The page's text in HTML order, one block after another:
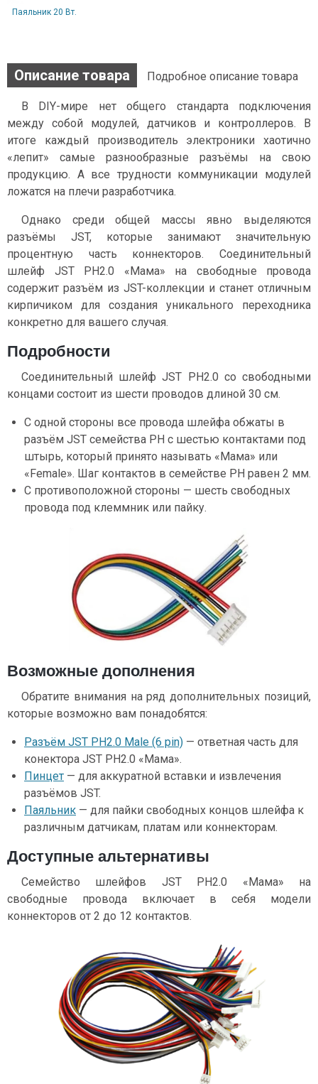
Паяльник 20 Вт.
Описание товара Подробное описание товара
В DIY-мире нет общего стандарта подключения
между собой модулей, датчиков и контроллеров. В
итоге каждый производитель электроники хаотично
«лепит» самые разнообразные разъёмы на свою
продукцию. А все трудности коммуникации модулей
ложатся на плечи разработчика.
Однако среди общей массы явно выделяются
разъёмы JST, которые занимают значительную
процентную часть коннекторов. Соединительный
шлейф JST PH2.0 «Мама» на свободные провода
содержит разъём из JST-коллекции и станет отличным
кирпичиком для создания уникального переходника
конкретно для вашего случая.
Подробности
Соединительный шлейф JST PH2.0 со свободными
концами состоит из шести проводов длиной 30 см.
С одной стороны все провода шлейфа обжаты в
разъём JST семейства PH c шестью контактами под
штырь, который принято называть «Мама» или
«Female». Шаг контактов в семействе PH равен 2 мм.
С противоположной стороны — шесть свободных
провода под клеммник или пайку.
Возможные дополнения
Обратите внимания на ряд дополнительных позиций,
которые возможно вам понадобятся:
Разъём JST PH2.0 Male (6 pin) — ответная часть для
конектора JST PH2.0 «Мама».
Пинцет — для аккуратной вставки и извлечения
разъёмов JST.
Паяльник — для пайки свободных концов шлейфа к
различным датчикам, платам или коннекторам.
Доступные альтернативы
Семейство шлейфов JST PH2.0 «Мама» на
свободные провода включает в себя модели
коннекторов от 2 до 12 контактов.